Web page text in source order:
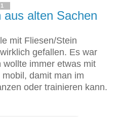
aus alten Sachen
mit Fliesen/Stein
gefallen. Es war
immer etwas mit
damit man im
oder trainieren kann.